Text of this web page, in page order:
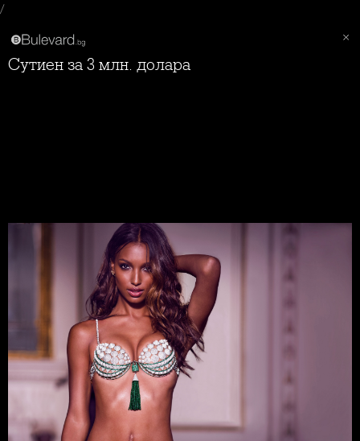
/
Сутиен за 3 млн. долара